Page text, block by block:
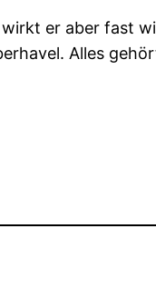
er aber fast
Alles